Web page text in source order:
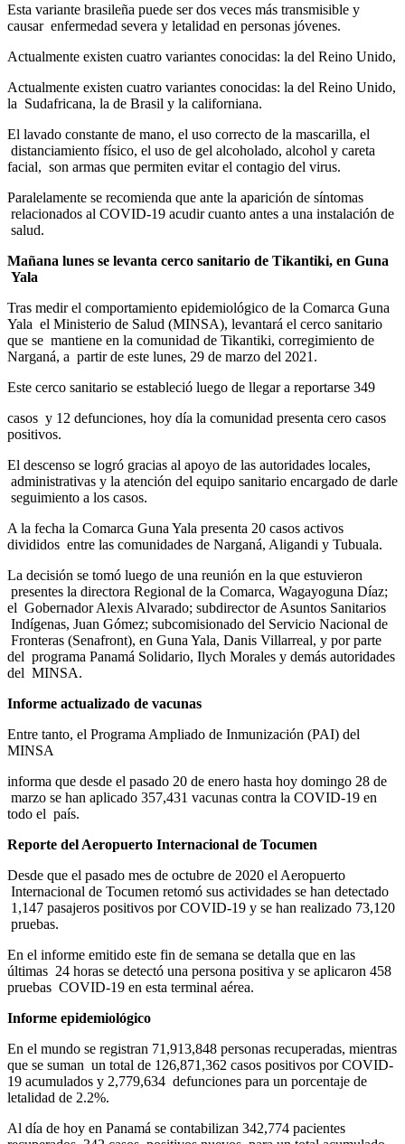
Esta variante brasileña puede ser dos veces más transmisible y
causar enfermedad severa y letalidad en personas jóvenes.
Actualmente existen cuatro variantes conocidas: la del Reino Unido,
Actualmente existen cuatro variantes conocidas: la del Reino Unido,
la Sudafricana, la de Brasil y la californiana.
El lavado constante de mano, el uso correcto de la mascarilla, el
distanciamiento físico, el uso de gel alcoholado, alcohol y careta
facial, son armas que permiten evitar el contagio del virus.
Paralelamente se recomienda que ante la aparición de síntomas
relacionados al COVID-19 acudir cuanto antes a una instalación de
salud.
Mañana lunes se levanta cerco sanitario de Tikantiki, en Guna
Yala
Tras medir el comportamiento epidemiológico de la Comarca Guna
Yala el Ministerio de Salud (MINSA), levantará el cerco sanitario
que se mantiene en la comunidad de Tikantiki, corregimiento de
Narganá, a partir de este lunes, 29 de marzo del 2021.
Este cerco sanitario se estableció luego de llegar a reportarse 349
casos y 12 defunciones, hoy día la comunidad presenta cero casos
positivos.
El descenso se logró gracias al apoyo de las autoridades locales,
administrativas y la atención del equipo sanitario encargado de darle
seguimiento a los casos.
A la fecha la Comarca Guna Yala presenta 20 casos activos
divididos entre las comunidades de Narganá, Aligandi y Tubuala.
La decisión se tomó luego de una reunión en la que estuvieron
presentes la directora Regional de la Comarca, Wagayoguna Díaz;
el Gobernador Alexis Alvarado; subdirector de Asuntos Sanitarios
Indígenas, Juan Gómez; subcomisionado del Servicio Nacional de
Fronteras (Senafront), en Guna Yala, Danis Villarreal, y por parte
del programa Panamá Solidario, Ilych Morales y demás autoridades
del MINSA.
Informe actualizado de vacunas
Entre tanto, el Programa Ampliado de Inmunización (PAI) del
MINSA
informa que desde el pasado 20 de enero hasta hoy domingo 28 de
marzo se han aplicado 357,431 vacunas contra la COVID-19 en
todo el país.
Reporte del Aeropuerto Internacional de Tocumen
Desde que el pasado mes de octubre de 2020 el Aeropuerto
Internacional de Tocumen retomó sus actividades se han detectado
1,147 pasajeros positivos por COVID-19 y se han realizado 73,120
pruebas.
En el informe emitido este fin de semana se detalla que en las
últimas 24 horas se detectó una persona positiva y se aplicaron 458
pruebas COVID-19 en esta terminal aérea.
Informe epidemiológico
En el mundo se registran 71,913,848 personas recuperadas, mientras
que se suman un total de 126,871,362 casos positivos por COVID-
19 acumulados y 2,779,634 defunciones para un porcentaje de
letalidad de 2.2%.
Al día de hoy en Panamá se contabilizan 342,774 pacientes